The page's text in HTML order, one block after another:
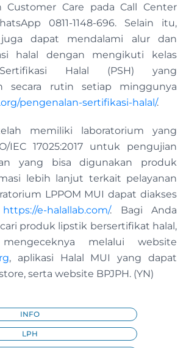
Customer Care pada Call Center
0811-1148-696. Selain itu,
dapat mendalami alur dan
halal dengan mengikuti kelas
Halal (PSH) yang
secara rutin setiap minggunya
pengenalan-sertifikasi-halal/.
memiliki laboratorium yang
IEC 17025:2017 untuk pengujian
yang bisa digunakan produk
lebih lanjut terkait pelayanan
LPPOM MUI dapat diakses
https://e-halallab.com/. Bagi Anda
produk lipstik bersertifikat halal,
melalui website
, aplikasi Halal MUI yang dapat
serta website BPJPH. (YN)
INFO
LPH